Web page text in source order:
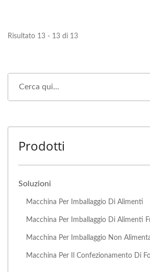
Risultato 13 - 13 di 13
Prodotti
Soluzioni
Macchina Per Imballaggio Di Alimenti
Macchina Per Imballaggio Di Alimenti
Macchina Per Imballaggio Non
Macchina Per Il Confezionamento Di